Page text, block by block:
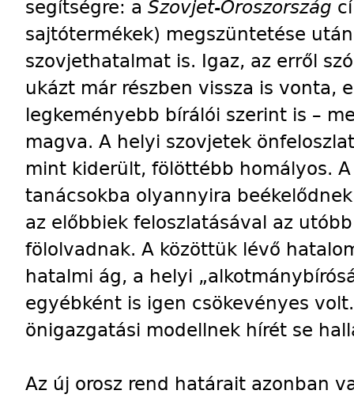
segítségre: a Szovjet-Oroszország
sajtótermékek) megszüntetése
szovjethatalmat is. Igaz, az erről
ukázt már részben vissza is vonta,
legkeményebb bírálói szerint is –
magva. A helyi szovjetek
mint kiderült, fölöttébb homályos.
tanácsokba olyannyira
az előbbiek feloszlatásával az
fölolvadnak. A közöttük lévő
hatalmi ág, a helyi
egyébként is igen csökevényes
önigazgatási modellnek hírét se
Az új orosz rend határait azonban